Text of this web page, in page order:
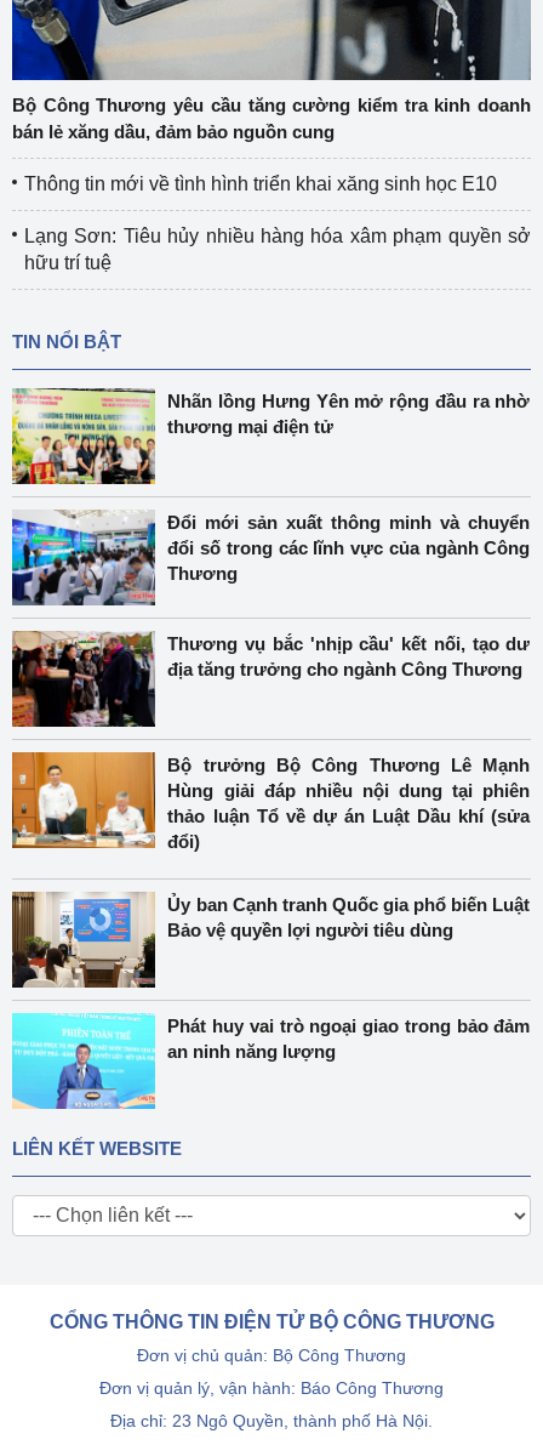
Bộ Công Thương yêu cầu tăng cường kiểm tra kinh doanh
bán lẻ xăng dầu, đảm bảo nguồn cung
Thông tin mới về tình hình triển khai xăng sinh học E10
Lạng Sơn: Tiêu hủy nhiều hàng hóa xâm phạm quyền sở
hữu trí tuệ
TIN NỔI BẬT
Nhãn lồng Hưng Yên mở rộng đầu ra nhờ
thương mại điện tử
Đổi mới sản xuất thông minh và chuyển
đổi số trong các lĩnh vực của ngành Công
Thương
Thương vụ bắc 'nhịp cầu' kết nối, tạo dư
địa tăng trưởng cho ngành Công Thương
Bộ trưởng Bộ Công Thương Lê Mạnh
Hùng giải đáp nhiều nội dung tại phiên
thảo luận Tổ về dự án Luật Dầu khí (sửa
đổi)
Ủy ban Cạnh tranh Quốc gia phổ biến Luật
Bảo vệ quyền lợi người tiêu dùng
Phát huy vai trò ngoại giao trong bảo đảm
an ninh năng lượng
LIÊN KẾT WEBSITE
CỔNG THÔNG TIN ĐIỆN TỬ BỘ CÔNG THƯƠNG
Đơn vị chủ quản: Bộ Công Thương
Đơn vị quản lý, vận hành: Báo Công Thương
Địa chỉ: 23 Ngô Quyền, thành phố Hà Nội.